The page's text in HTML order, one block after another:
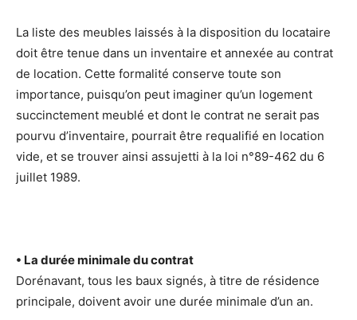
La liste des meubles laissés à la disposition du locataire
doit être tenue dans un inventaire et annexée au contrat
de location. Cette formalité conserve toute son
importance, puisqu’on peut imaginer qu’un logement
succinctement meublé et dont le contrat ne serait pas
pourvu d’inventaire, pourrait être requalifié en location
vide, et se trouver ainsi assujetti à la loi n°89-462 du 6
juillet 1989.
• La durée minimale du contrat
Dorénavant, tous les baux signés, à titre de résidence
principale, doivent avoir une durée minimale d’un an.